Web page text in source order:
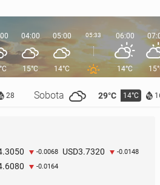
28 Sobota 29°C 14°C
04:00
15°C
05:00
14°C
05:33 06:00
14°C
-0.0068 USD3.7320 -0.0148
-0.0164